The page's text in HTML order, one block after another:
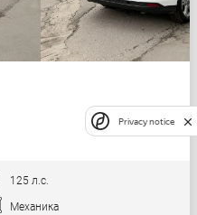
125 л.с.
Механика
Privacy notice